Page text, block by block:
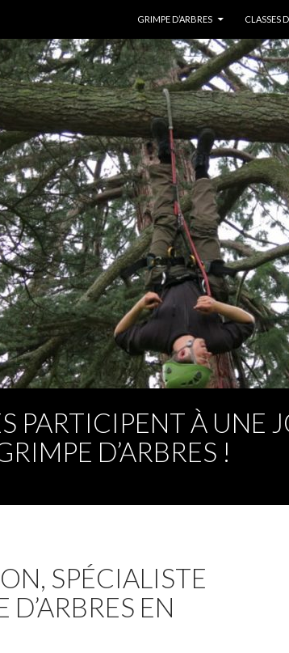
GRIMPE D’ARBRES
CLASSES
PARTICIPENT À UNE
D’ARBRES !
SPÉCIALISTE
EN